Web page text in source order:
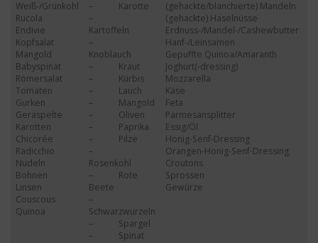
Weiß-/Grünkohl
Rucola
Endivie
Kopfsalat
Mangold
Babyspinat
Römersalat
Tomaten
Gurken
Geraspelte
Karotten
Chicorée
Radicchio
Nudeln
Bohnen
Linsen
Couscous
Quinoa
– Karotte
–
Kartoffeln
–
Knoblauch
– Kraut
– Kürbis
– Lauch
– Mangold
– Oliven
– Paprika
– Pilze
–
Rosenkohl
– Rote
Beete
–
Schwarzwurzeln
– Spargel
– Spinat
(gehackte/blanchierte) Mandeln
(gehackte) Haselnüsse
Erdnuss-/Mandel-/Cashewbutter
Hanf-/Leinsamen
Gepuffte Quinoa/Amaranth
Joghurt(-dressing)
Mozzarella
Käse
Feta
Parmesansplitter
Essig/Öl
Honig-Senf-Dressing
Orangen-Honig-Senf-Dressing
Croutons
Sprossen
Gewürze